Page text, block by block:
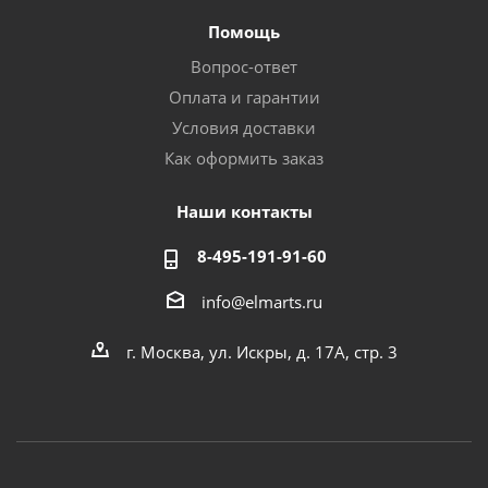
Помощь
Вопрос-ответ
Оплата и гарантии
Условия доставки
Как оформить заказ
Наши контакты
8-495-191-91-60
info@elmarts.ru
г. Москва, ул. Искры, д. 17А, стр. 3